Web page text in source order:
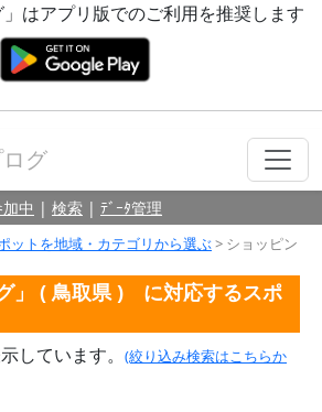
」はアプリ版でのご利用を推奨します
グ
中 | 検索 | ﾃﾞｰﾀ管理
ットを地域・カテゴリから選ぶ> ショッピン
」 ( 鳥取県 ) に対応するスポ
しています。
(絞り込み検索はこちらか